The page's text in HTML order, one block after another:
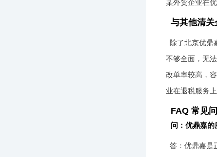
某外贸企业在
与其他清
除了北京优鼎
不够全面，无
改单率较高，
业在退税服务
FAQ 常见
问：优鼎嘉的
答：优鼎嘉是